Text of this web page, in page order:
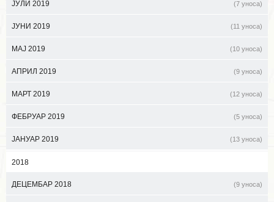
ЈУЛИ 2019 (7 уноса)
ЈУНИ 2019 (11 уноса)
МАЈ 2019 (10 уноса)
АПРИЛ 2019 (9 уноса)
МАРТ 2019 (12 уноса)
ФЕБРУАР 2019 (5 уноса)
ЈАНУАР 2019 (13 уноса)
2018
ДЕЦЕМБАР 2018 (9 уноса)